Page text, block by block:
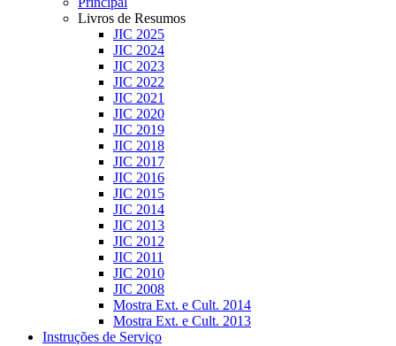
Livros de Resumos
JIC 2025
JIC 2024
JIC 2023
JIC 2022
JIC 2021
JIC 2020
JIC 2019
JIC 2018
JIC 2017
JIC 2016
JIC 2015
JIC 2014
JIC 2013
JIC 2012
JIC 2011
JIC 2010
JIC 2008
Mostra Ext. e Cult. 2014
Mostra Ext. e Cult. 2013
Instruções de Serviço